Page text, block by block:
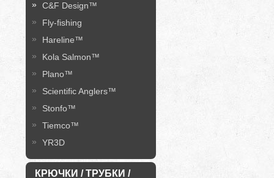
C&F Design™
Fly-fishing
Hareline™
Kola Salmon™
Plano™
Scientific Anglers™
Stonfo™
Tiemco™
YR3D
КРЮЧКИ / ТРУБКИ /